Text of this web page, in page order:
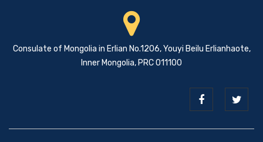
Consulate of Mongolia in Erlian No.1206, Youyi Beilu Erlianhaote,
Inner Mongolia, PRC 011100